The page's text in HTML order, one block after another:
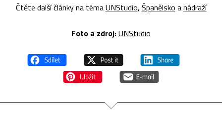
Čtěte další články na témaUNStudio, Španělsko anádraží
Foto a zdroj:UNStudio